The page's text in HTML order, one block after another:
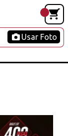
Usar Foto